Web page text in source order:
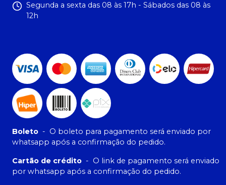
Segunda a sexta das 08 às 17h - Sábados das 08 às
12h
Boleto - O boleto para pagamento será enviado por
whatsapp após a confirmação do pedido.
Cartão de crédito - O link de pagamento será enviado
por whatsapp após a confirmação do pedido.